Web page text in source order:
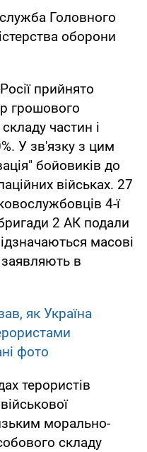
Головного
оборони
прийнято
грошового
частин і
У зв'язку з цим
бойовиків до
військах. 27
4-ї
2 АК подали
масові
в
як Україна
фото
терористів
морально-
складу